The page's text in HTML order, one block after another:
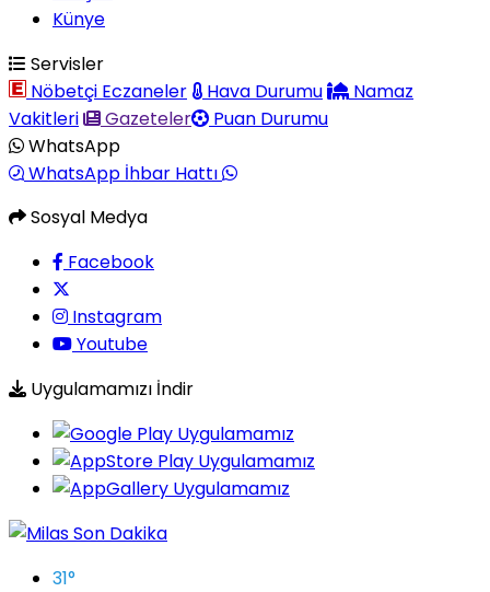
Künye
Servisler
Nöbetçi Eczaneler
Hava Durumu
Namaz
Vakitleri
Gazeteler
Puan Durumu
WhatsApp
WhatsApp İhbar Hattı
Sosyal Medya
Facebook
Instagram
Youtube
Uygulamamızı İndir
31°